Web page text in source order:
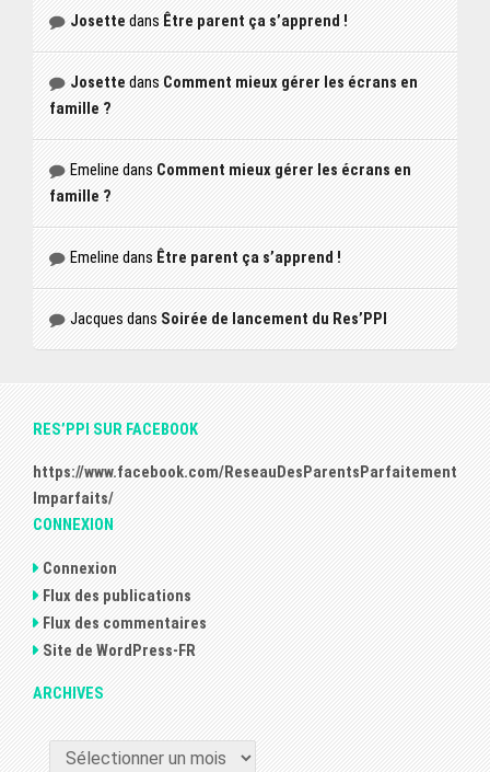
Josette dans Être parent ça s’apprend !
Josette dans Comment mieux gérer les écrans en
famille ?
Emeline dans Comment mieux gérer les écrans en
famille ?
Emeline dans Être parent ça s’apprend !
Jacques dans Soirée de lancement du Res’PPI
RES’PPI SUR FACEBOOK
https://www.facebook.com/ReseauDesParentsParfaitement
Imparfaits/
CONNEXION
Connexion
Flux des publications
Flux des commentaires
Site de WordPress-FR
ARCHIVES
ARCHIVES